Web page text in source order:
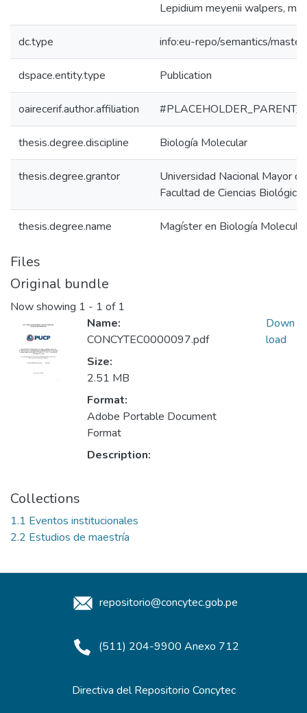
Lepidium meyenii walpers,
dc.type info:eu-repo/semantics/
dspace.entity.type Publication
oairecerif.author.affiliation
thesis.degree.discipline Biología Molecular
thesis.degree.grantor
Universidad Nacional Mayor
Facultad de Ciencias Biológicas
thesis.degree.name Magíster en Biología Molecular
Files
Original bundle
Now showing 1 - 1 of 1
Name:
CONCYTEC0000097.pdf
Size:
2.51 MB
Format:
Adobe Portable Document
Format
Description:
Down
load
Collections
1.1 Eventos institucionales
2.2 Estudios de maestría
repositorio@concytec.gob.pe
(511) 204-9900 Anexo 712
Directiva del Repositorio Concytec